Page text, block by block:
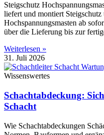
Steigschutz
liefert und montiert
Hochspannungsmasten ab
über die Lieferung bis zur
Weiterlesen »
31. Juli 2026
Wissenswertes
Schachtabdeckung:
Schacht
Wie Schachtabdeckungen